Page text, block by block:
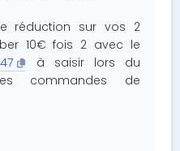
réduction sur vos 2
10€ fois 2 avec le
à saisir lors du
commandes de